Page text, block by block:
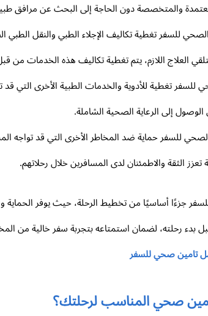
والمتخصصة دون الحاجة إلى البحث عن مرافق
الصحي للسفر تغطية تكاليف الإجلاء الطبي والنقل
العلاج اللازم، يتم تغطية تكاليف هذه الخدمات من
للسفر تغطية للأدوية والخدمات الطبية الأخرى التي
إلى الرعاية الصحية الشاملة.
للسفر حماية ضد المخاطر الأخرى التي قد تواجه
تعزز الثقة والاطمئنان لدى المسافرين خلال رحلاتهم.
جزءًا أساسيًا من تخطيط الرحلة، حيث يوفر
رحلته، لضمان استمتاعه بتجربة سفر خالية من
تامين صحي للسفر
صحي المناسب لرحلتك؟